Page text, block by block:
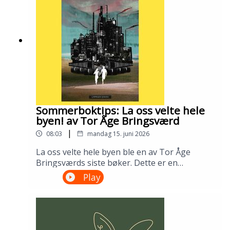
Gustafsson og Ingris Bie
HelgesenProduksjon: Åsmund Ådnøy.Alt om
Sølvberget: https://www.sølvberget.no
Sommerboktips: La oss velte hele
byen! av Tor Åge Bringsværd
08:03 | mandag 15. juni 2026
La oss velte hele byen ble en av Tor Åge
Bringsværds siste bøker. Dette er en
dystopisk ungdomsroman fra en ødelagt og
urettferdig verden. Men den er slett ikke uten
håp. Lån den på biblioteket ditt!---Innspilt på
Ellen Vinje og Åsmund Ådnøy.Produksjon:
Åsmund Ådnøy.Alt om Sølvberget:
Play